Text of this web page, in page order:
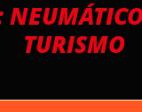
TURISMO